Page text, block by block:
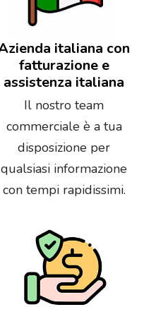
italiana con
fatturazione e
assistenza italiana
Il nostro team
commerciale è a tua
disposizione per
qualsiasi informazione
con tempi rapidissimi.